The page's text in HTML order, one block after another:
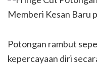
Potongan rambut
kepercayaan diri